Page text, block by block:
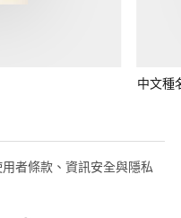
中文種
者條款、資訊安全與隱私